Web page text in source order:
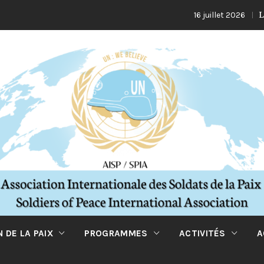
16 juillet 2026 La
DE LA PAIX PROGRAMMES ACTIVITÉS